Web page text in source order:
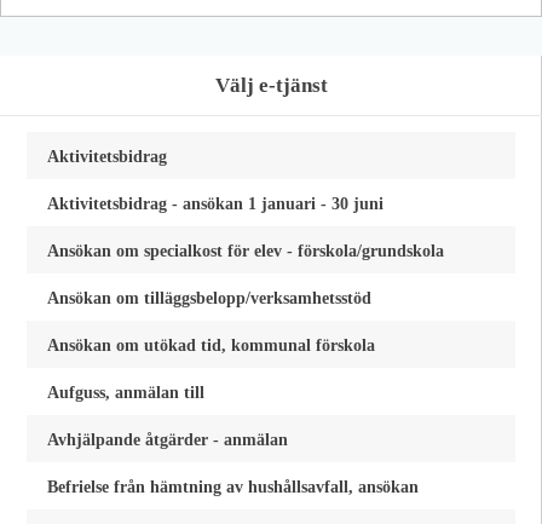
Välj e-tjänst
Aktivitetsbidrag
Aktivitetsbidrag - ansökan 1 januari - 30 juni
Ansökan om specialkost för elev - förskola/grundskola
Ansökan om tilläggsbelopp/verksamhetsstöd
Ansökan om utökad tid, kommunal förskola
Aufguss, anmälan till
Avhjälpande åtgärder - anmälan
Befrielse från hämtning av hushållsavfall, ansökan